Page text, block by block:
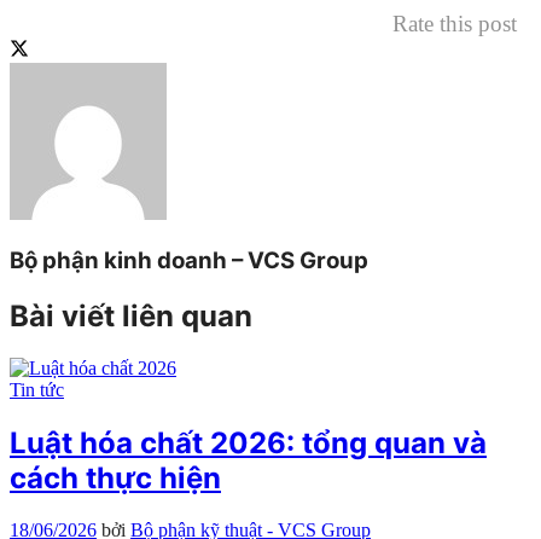
Rate this post
Bộ phận kinh doanh – VCS Group
Bài viết liên quan
Tin tức
Luật hóa chất 2026: tổng quan và
cách thực hiện
18/06/2026 bởi Bộ phận kỹ thuật - VCS Group